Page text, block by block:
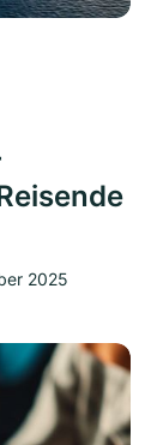
2025